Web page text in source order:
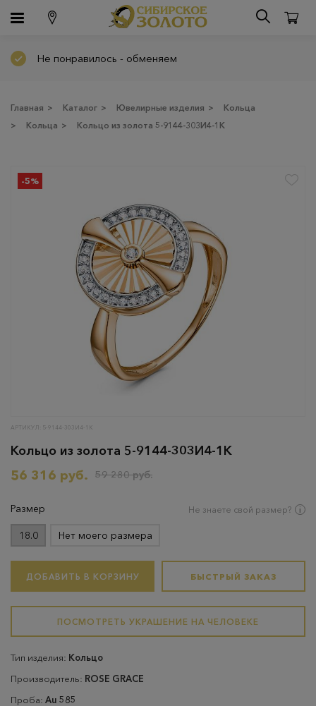
Не понравилось - обменяем
Главная > Каталог > Ювелирные изделия >
Кольца
>
Кольца > Кольцо из золота 5-9144-303И4-1К
-5%
АРТИКУЛ: 5-9144-303И4-1К
Кольцо из золота 5-9144-303И4-1К
56 316 руб.
59 280 руб.
Размер Не знаете свой размер?
18.0 Нет моего размера
ДОБАВИТЬ В КОРЗИНУ БЫСТРЫЙ ЗАКАЗ
ПОСМОТРЕТЬ УКРАШЕНИЕ НА ЧЕЛОВЕКЕ
Тип изделия: Кольцо
Производитель: ROSE GRACE
Проба: Au 585